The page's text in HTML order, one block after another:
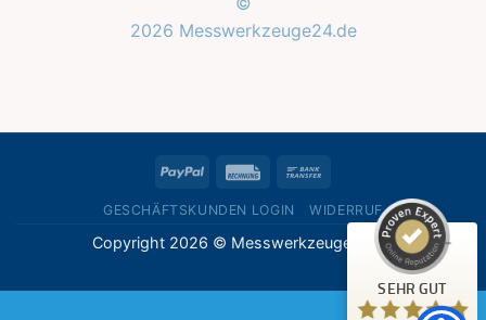
2026 Messwerkzeuge24.de
PayPal Rechung
GESCHÄFTSKUNDEN LOGIN WIDERRUF
Copyright 2026 © Messwerkzeuge24.de
SEHR GUT
1
Bewertung auf ProvenExpert.com